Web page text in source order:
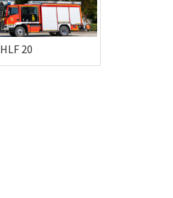
HLF 20